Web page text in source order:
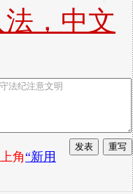
，中文
角“新用